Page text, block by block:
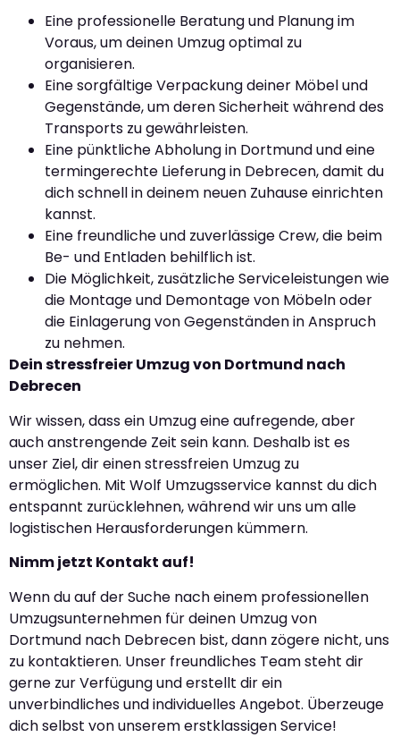
Eine professionelle Beratung und Planung im
Voraus, um deinen Umzug optimal zu
organisieren.
Eine sorgfältige Verpackung deiner Möbel und
Gegenstände, um deren Sicherheit während des
Transports zu gewährleisten.
Eine pünktliche Abholung in Dortmund und eine
termingerechte Lieferung in Debrecen, damit du
dich schnell in deinem neuen Zuhause einrichten
kannst.
Eine freundliche und zuverlässige Crew, die beim
Be- und Entladen behilflich ist.
Die Möglichkeit, zusätzliche Serviceleistungen wie
die Montage und Demontage von Möbeln oder
die Einlagerung von Gegenständen in Anspruch
zu nehmen.
Dein stressfreier Umzug von Dortmund nach
Debrecen
Wir wissen, dass ein Umzug eine aufregende, aber
auch anstrengende Zeit sein kann. Deshalb ist es
unser Ziel, dir einen stressfreien Umzug zu
ermöglichen. Mit Wolf Umzugsservice kannst du dich
entspannt zurücklehnen, während wir uns um alle
logistischen Herausforderungen kümmern.
Nimm jetzt Kontakt auf!
Wenn du auf der Suche nach einem professionellen
Umzugsunternehmen für deinen Umzug von
Dortmund nach Debrecen bist, dann zögere nicht, uns
zu kontaktieren. Unser freundliches Team steht dir
gerne zur Verfügung und erstellt dir ein
unverbindliches und individuelles Angebot. Überzeuge
dich selbst von unserem erstklassigen Service!